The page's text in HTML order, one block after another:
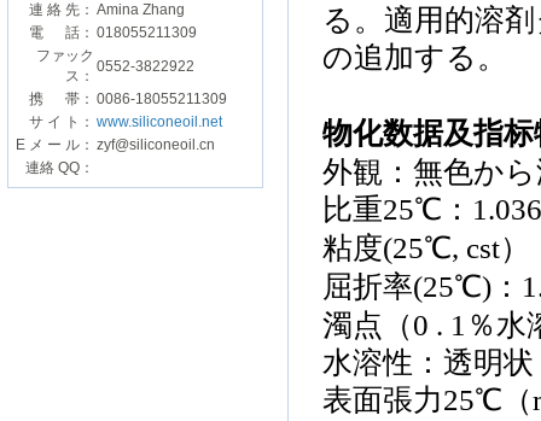
連 絡 先： Amina Zhang
電 話： 018055211309
ファック
ス：
0552-3822922
携 帯： 0086-18055211309
サ イ ト： www.siliconeoil.net
E メ ー ル： zyf@siliconeoil.cn
連絡 QQ：
る 。適用的溶
の追加する 。
物化数据及指标
外観：無色から
比重25℃：
粘度(25℃, cst）
屈折率(25℃)：
濁点 （0 . 1％水
水溶性 ：透明状
表面張力25℃ （